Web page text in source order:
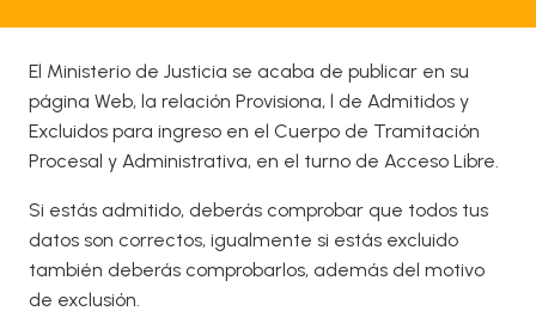
El Ministerio de Justicia se acaba de publicar en su
página Web, la relación Provisiona, l de Admitidos y
Excluidos para ingreso en el Cuerpo de Tramitación
Procesal y Administrativa, en el turno de Acceso Libre.
Si estás admitido, deberás comprobar que todos tus
datos son correctos, igualmente si estás excluido
también deberás comprobarlos, además del motivo
de exclusión.